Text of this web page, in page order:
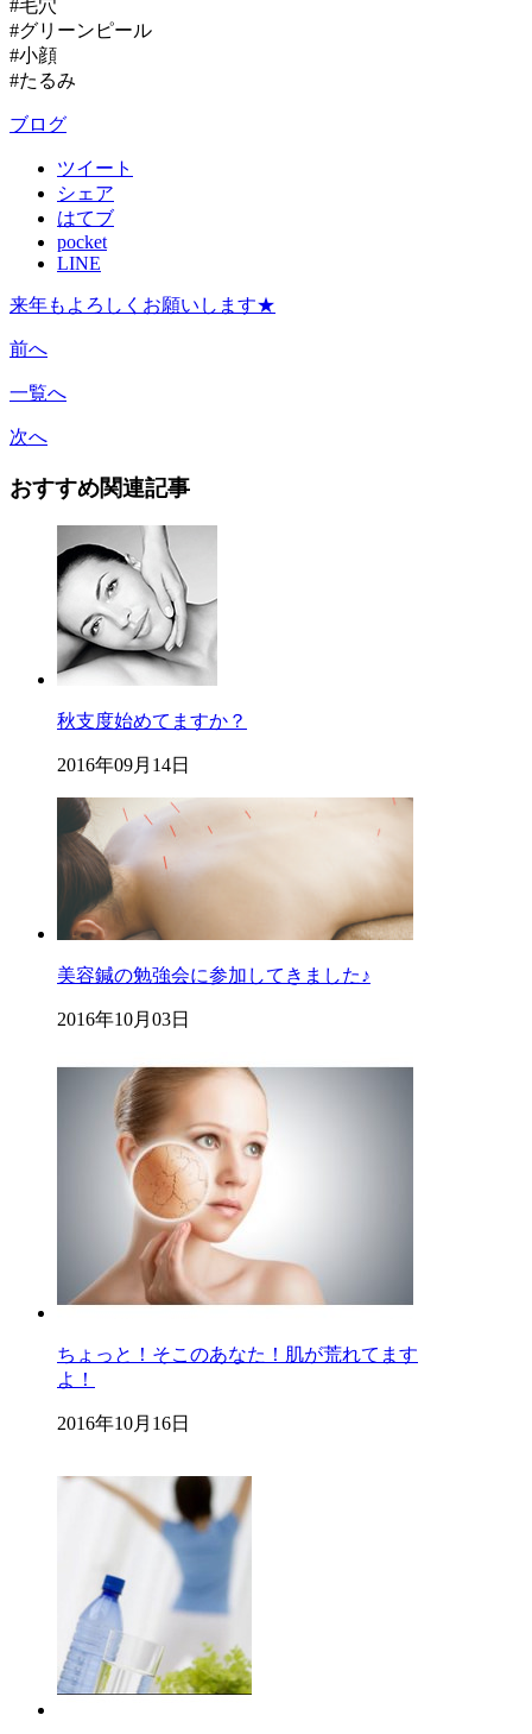
#毛穴
#グリーンピール
#小顔
#たるみ
ブログ
ツイート
シェア
はてブ
pocket
LINE
来年もよろしくお願いします★
前へ
一覧へ
次へ
おすすめ関連記事
秋支度始めてますか？
2016年09月14日
美容鍼の勉強会に参加してきました♪
2016年10月03日
ちょっと！そこのあなた！肌が荒れてます
よ！
2016年10月16日